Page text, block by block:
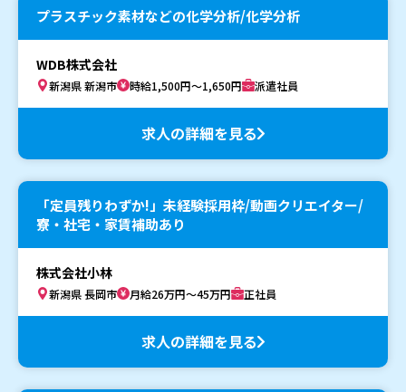
プラスチック素材などの化学分析/化学分析
WDB株式会社
新潟県 新潟市 時給1,500円～1,650円 派遣社員
求人の詳細を見る
「定員残りわずか!」未経験採用枠/動画クリエイター/
寮・社宅・家賃補助あり
株式会社小林
新潟県 長岡市 月給26万円～45万円 正社員
求人の詳細を見る